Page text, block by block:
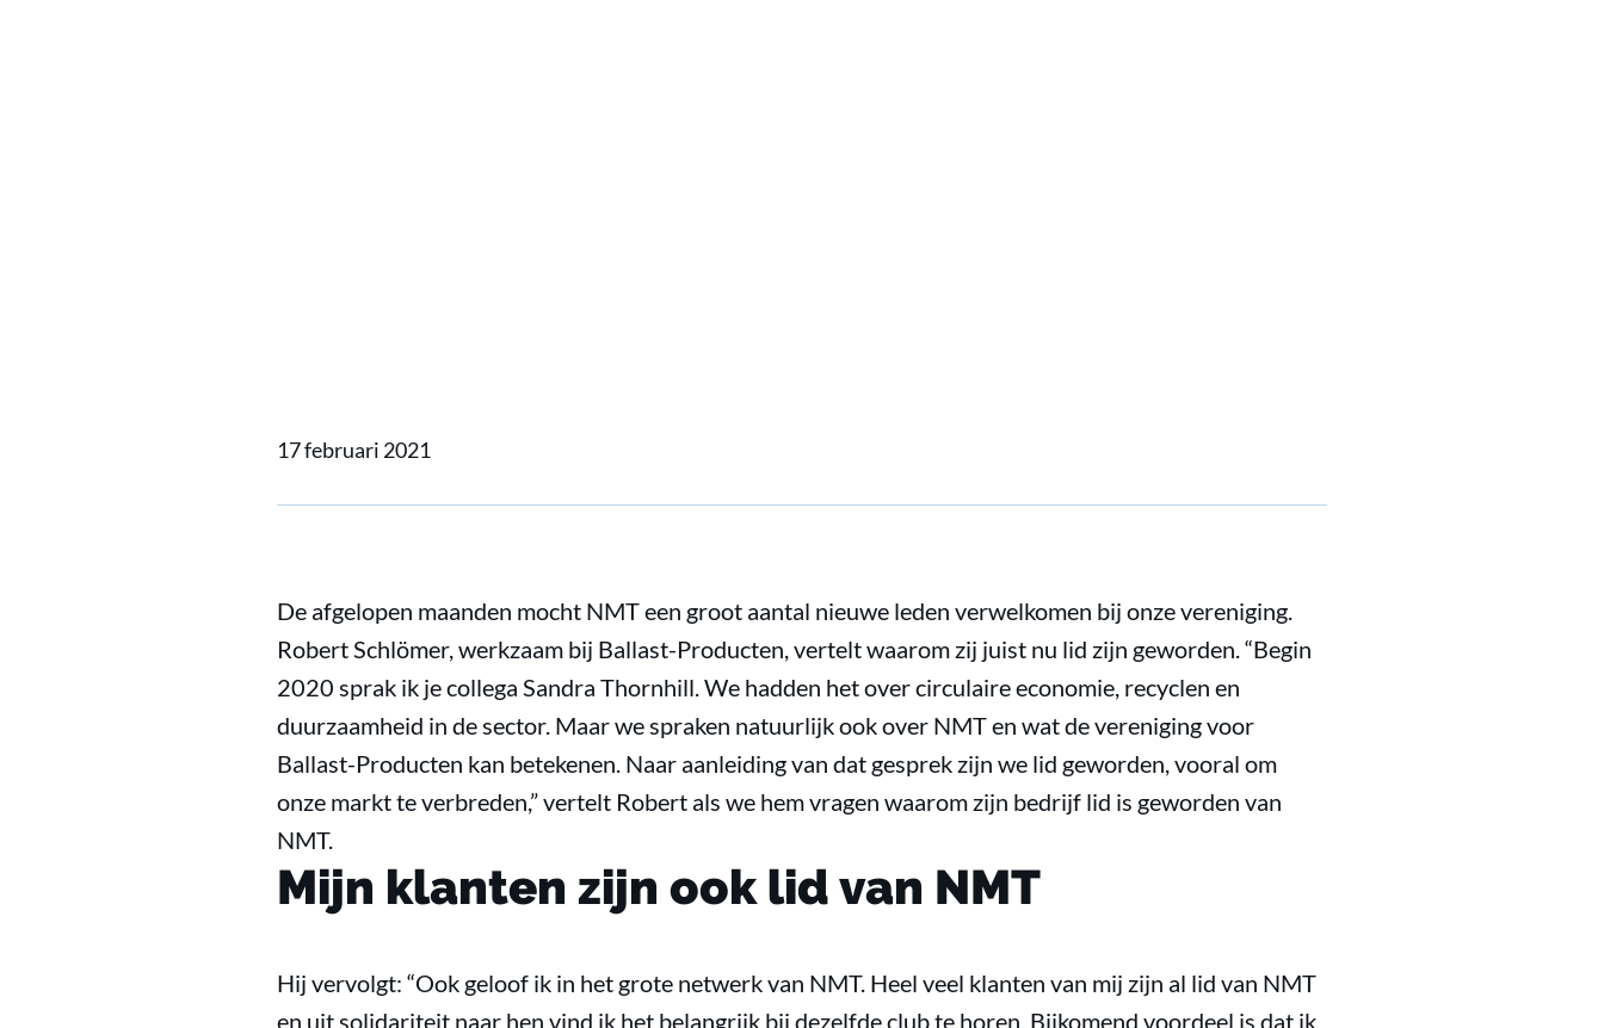
17 februari 2021
De afgelopen maanden mocht NMT een groot aantal nieuwe leden verwelkomen bij onze vereniging.
Robert Schlömer, werkzaam bij Ballast-Producten, vertelt waarom zij juist nu lid zijn geworden. “Begin
2020 sprak ik je collega Sandra Thornhill. We hadden het over circulaire economie, recyclen en
duurzaamheid in de sector. Maar we spraken natuurlijk ook over NMT en wat de vereniging voor
Ballast-Producten kan betekenen. Naar aanleiding van dat gesprek zijn we lid geworden, vooral om
onze markt te verbreden,” vertelt Robert als we hem vragen waarom zijn bedrijf lid is geworden van
NMT.
Mijn klanten zijn ook lid van NMT
Hij vervolgt: “Ook geloof ik in het grote netwerk van NMT. Heel veel klanten van mij zijn al lid van NMT
en uit solidariteit naar hen vind ik het belangrijk bij dezelfde club te horen. Bijkomend voordeel is dat ik